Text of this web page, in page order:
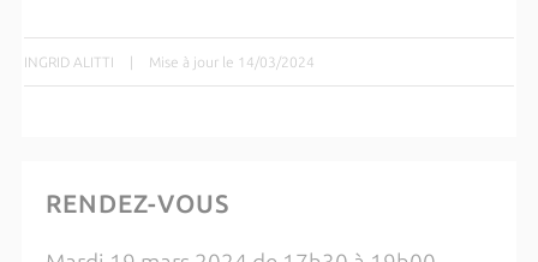
INGRID ALITTI | Mise à jour le 14/03/2024
RENDEZ-VOUS